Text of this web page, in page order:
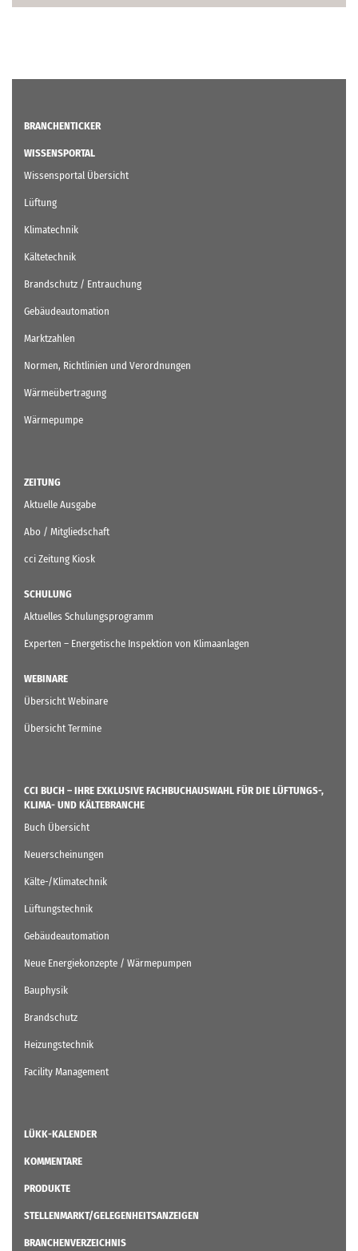
BRANCHENTICKER
WISSENSPORTAL
Wissensportal Übersicht
Lüftung
Klimatechnik
Kältetechnik
Brandschutz / Entrauchung
Gebäudeautomation
Marktzahlen
Normen, Richtlinien und Verordnungen
Wärmeübertragung
Wärmepumpe
ZEITUNG
Aktuelle Ausgabe
Abo / Mitgliedschaft
cci Zeitung Kiosk
SCHULUNG
Aktuelles Schulungsprogramm
Experten – Energetische Inspektion von Klimaanlagen
WEBINARE
Übersicht Webinare
Übersicht Termine
CCI BUCH – IHRE EXKLUSIVE FACHBUCHAUSWAHL FÜR DIE LÜFTUNGS-,
KLIMA- UND KÄLTEBRANCHE
Buch Übersicht
Neuerscheinungen
Kälte-/Klimatechnik
Lüftungstechnik
Gebäudeautomation
Neue Energiekonzepte / Wärmepumpen
Bauphysik
Brandschutz
Heizungstechnik
Facility Management
LÜKK-KALENDER
KOMMENTARE
PRODUKTE
STELLENMARKT/GELEGENHEITSANZEIGEN
BRANCHENVERZEICHNIS